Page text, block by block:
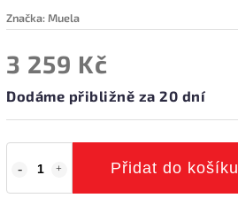
Značka: Muela
3 259 Kč
Dodáme přibližně za 20 dní
Přidat do košíku